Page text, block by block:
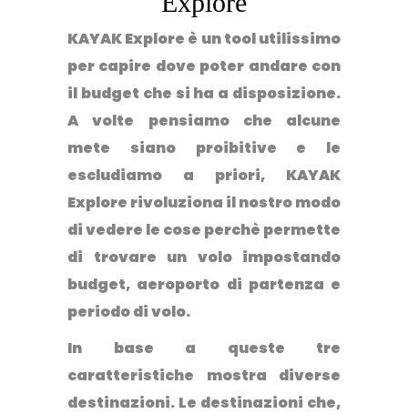
KAYAK Explore è un tool utilissimo
per capire dove poter andare con
il budget che si ha a disposizione.
A volte pensiamo che alcune
mete siano proibitive e le
escludiamo a priori, KAYAK
Explore rivoluziona il nostro modo
di vedere le cose perchè permette
di trovare un volo impostando
budget, aeroporto di partenza e
periodo di volo.
In base a queste tre
caratteristiche mostra diverse
destinazioni. Le destinazioni che,